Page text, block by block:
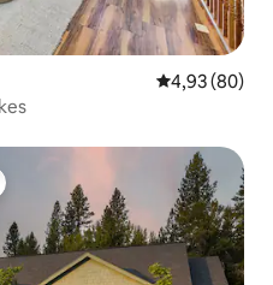
Évaluation
4,93 (80)
plus appréciés